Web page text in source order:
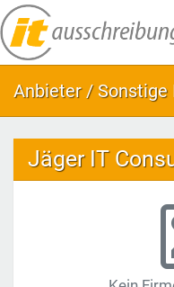
Anbieter / Sonstige
Jäger IT